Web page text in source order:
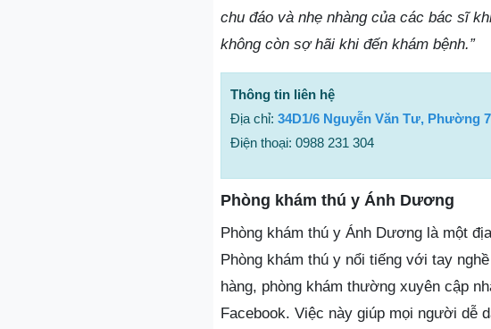
chu đáo và nhẹ nhàng của các bác sĩ
không còn sợ hãi khi đến khám bệnh.”
Thông tin liên hệ
Địa chỉ: 34D1/6 Nguyễn Văn Tư, Phường
Điện thoại: 0988 231 304
Phòng khám thú y Ánh Dương
Phòng khám thú y Ánh Dương là một
Phòng khám thú y nổi tiếng với tay
hàng, phòng khám thường xuyên cập
Facebook. Việc này giúp mọi người dễ